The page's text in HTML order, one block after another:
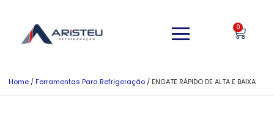
0
Home /Ferramentas Para Refrigeração / ENGATE RÁPIDO DE ALTA E BAIXA